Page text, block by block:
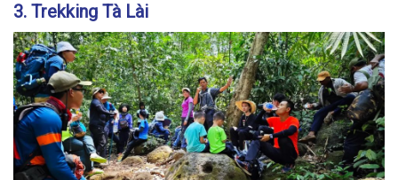
3. Trekking Tà Lài